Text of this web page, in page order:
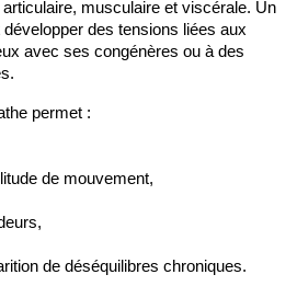
musculaire et viscérale. Un
des tensions liées aux
avec ses congénères ou à des
permet :
de mouvement,
de déséquilibres chroniques.